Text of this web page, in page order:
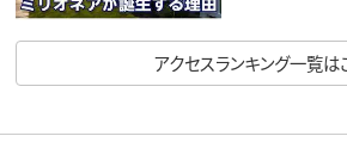
アクセスランキング一覧は